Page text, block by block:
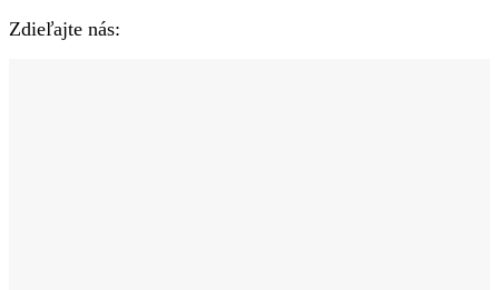
Zdieľajte nás: